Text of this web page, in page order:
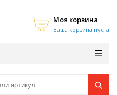
Моя корзина
Ваша корзина пуста